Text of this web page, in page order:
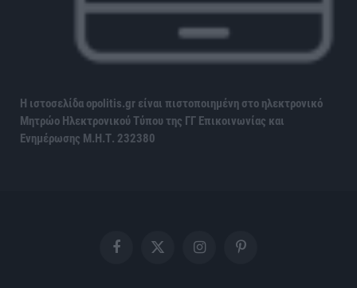
Η ιστοσελίδα opolitis.gr είναι πιστοποιημένη στο ηλεκτρονικό
Μητρώο Ηλεκτρονικού Τύπου της ΓΓ Επικοινωνίας και
Ενημέρωσης Μ.Η.Τ. 232380
Facebook X
InstagramPinterest